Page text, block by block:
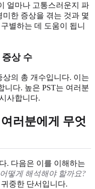
얼마나 고통스러운지 파
한 증상을 겪는 것과 몇
별하는 데 도움이 됩니
상 수
의 총 개수입니다. 이는
니다. 높은 PST는 여러분
사합니다.
러분에게 무엇
. 다음은 이를 이해하는
떻게 해석해야 할까요?
귀중한 단서입니다.